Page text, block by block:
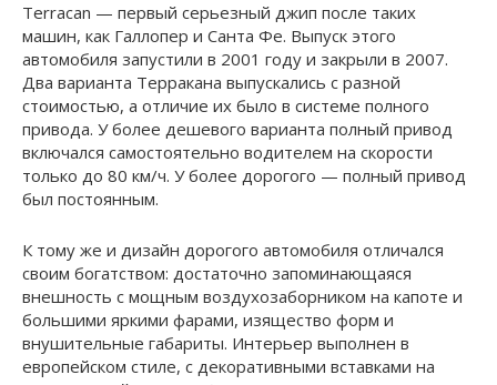
Terracan — первый серьезный джип после таких
машин, как Галлопер и Санта Фе. Выпуск этого
автомобиля запустили в 2001 году и закрыли в 2007.
Два варианта Терракана выпускались с разной
стоимостью, а отличие их было в системе полного
привода. У более дешевого варианта полный привод
включался самостоятельно водителем на скорости
только до 80 км/ч. У более дорогого — полный привод
был постоянным.
К тому же и дизайн дорогого автомобиля отличался
своим богатством: достаточно запоминающаяся
внешность с мощным воздухозаборником на капоте и
большими яркими фарами, изящество форм и
внушительные габариты. Интерьер выполнен в
европейском стиле, с декоративными вставками на